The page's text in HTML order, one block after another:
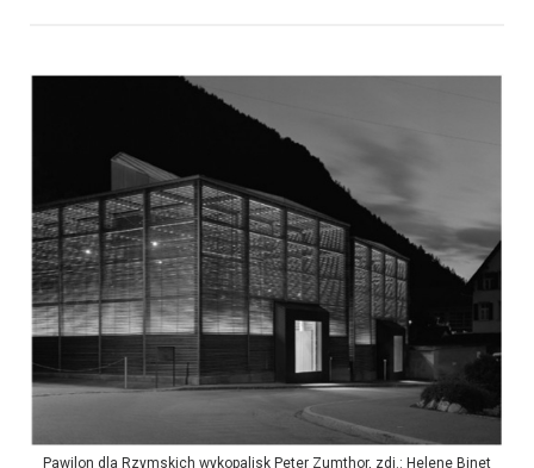
Pawilon dla Rzymskich wykopalisk Peter Zumthor, zdj.: Helene Binet